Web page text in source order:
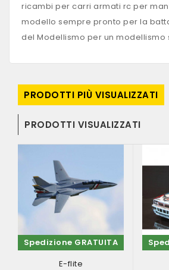
ricambi per carri armati rc per
modello sempre pronto per la
del Modellismo per un modellismo
PRODOTTI PIÙ VISUALIZZATI
PRODOTTI VISUALIZZATI
Spedizione GRATUITA
E-flite